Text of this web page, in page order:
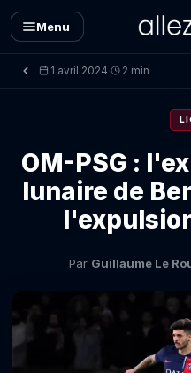
Menu
1 avril 2024· 2 min
OM-PSG :
lunaire de
Par Guillaume Le